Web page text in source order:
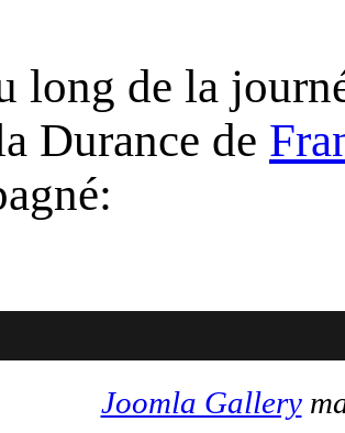
long de la
Durance de
Joomla Gallery